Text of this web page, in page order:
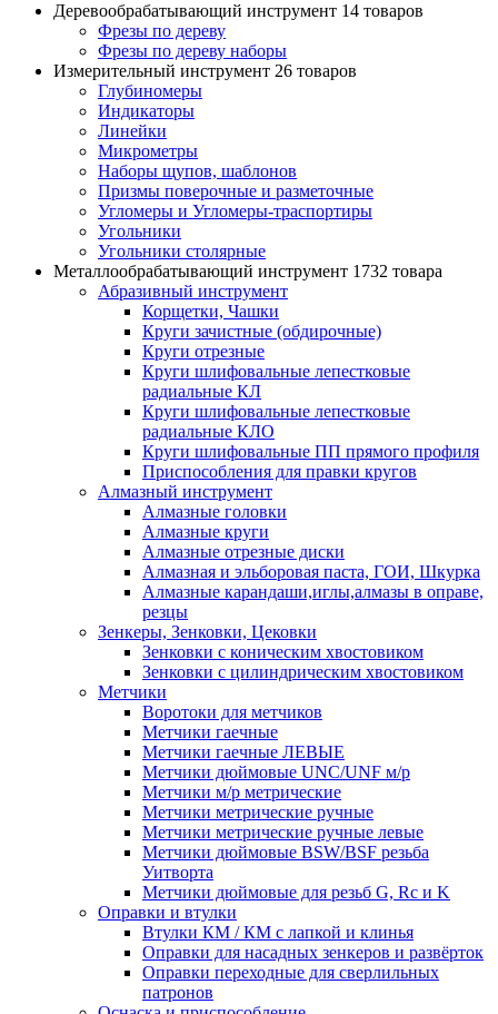
Деревообрабатывающий инструмент 14 товаров
Фрезы по дереву
Фрезы по дереву наборы
Измерительный инструмент 26 товаров
Глубиномеры
Индикаторы
Линейки
Микрометры
Наборы щупов, шаблонов
Призмы поверочные и разметочные
Угломеры и Угломеры-траспортиры
Угольники
Угольники столярные
Металлообрабатывающий инструмент 1732 товара
Абразивный инструмент
Корщетки, Чашки
Круги зачистные (обдирочные)
Круги отрезные
Круги шлифовальные лепестковые
радиальные КЛ
Круги шлифовальные лепестковые
радиальные КЛО
Круги шлифовальные ПП прямого профиля
Приспособления для правки кругов
Алмазный инструмент
Алмазные головки
Алмазные круги
Алмазные отрезные диски
Алмазная и эльборовая паста, ГОИ, Шкурка
Алмазные карандаши,иглы,алмазы в оправе,
резцы
Зенкеры, Зенковки, Цековки
Зенковки с коническим хвостовиком
Зенковки с цилиндрическим хвостовиком
Метчики
Воротоки для метчиков
Метчики гаечные
Метчики гаечные ЛЕВЫЕ
Метчики дюймовые UNC/UNF м/р
Метчики м/р метрические
Метчики метрические ручные
Метчики метрические ручные левые
Метчики дюймовые BSW/BSF резьба
Уитворта
Метчики дюймовые для резьб G, Rc и K
Оправки и втулки
Втулки КМ / КМ с лапкой и клинья
Оправки для насадных зенкеров и развёрток
Оправки переходные для сверлильных
патронов